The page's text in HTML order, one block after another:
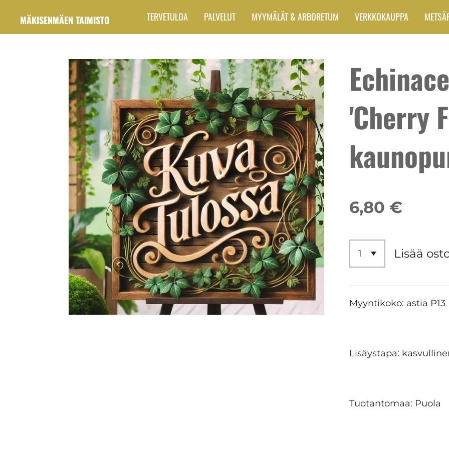
Siirry
MÄKISENMÄEN TAIMISTO TERVETULOA PALVELUT MYYMÄLÄT & ARBORETUM VERKKOKAUPPA
'Cherry
6,80 €
Lisää
Myyntikoko: astia P13
Lisäystapa:
Tuotantomaa: Puola